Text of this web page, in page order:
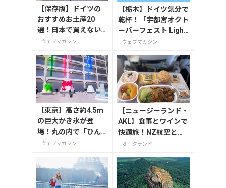
【保存版】ドイツの
おすすめお土産20
選！日本で買えない
雑貨からお菓子まで
ウェブマガジン
【栃木】ドイツ気分で
乾杯！「宇都宮オクト
ーバーフェスト Light
2026」が8月7日から
ウェブマガジン
【東京】高さ約4.5m
の巨大かき氷が登
場！丸の内で「ひん
やりＫＩＴＴＥ」が8
ウェブマガジン
【ニュージーランド・
AKL】食事とワインで
快適旅！NZ航空と入
国情報
オークランド